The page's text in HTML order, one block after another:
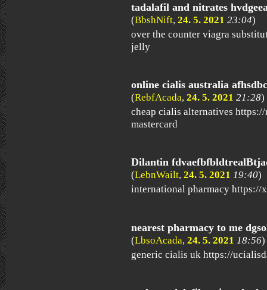
tadalafil and nitrates
(BbshNift, 24. 5. 2021 23:04)
over the counter viagra
jelly
online cialis australia
(RebfAcada, 24. 5. 2021 21:28)
cheap cialis alternatives
mastercard
Dilantin
(LebnWailt, 24. 5. 2021 19:40)
international pharmacy https://
nearest pharmacy to me
(LbsoAcada, 24. 5. 2021 18:56)
generic cialis uk https://